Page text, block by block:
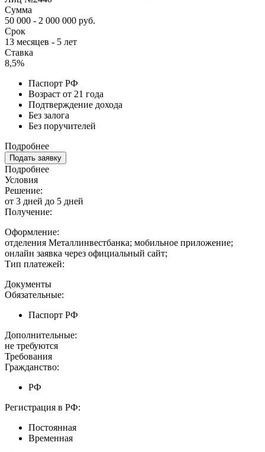
Сумма
50 000 - 2 000 000 руб.
Срок
13 месяцев - 5 лет
Ставка
8,5%
Паспорт РФ
Возраст от 21 года
Подтверждение дохода
Без залога
Без поручителей
Подробнее
Подать заявку
Подробнее
Условия
Решение:
от 3 дней до 5 дней
Получение:
Оформление:
отделения Металлинвестбанка; мобильное приложение;
онлайн заявка через официальный сайт;
Тип платежей:
Документы
Обязательные:
Паспорт РФ
Дополнительные:
не требуются
Требования
Гражданство:
РФ
Регистрация в РФ:
Постоянная
Временная